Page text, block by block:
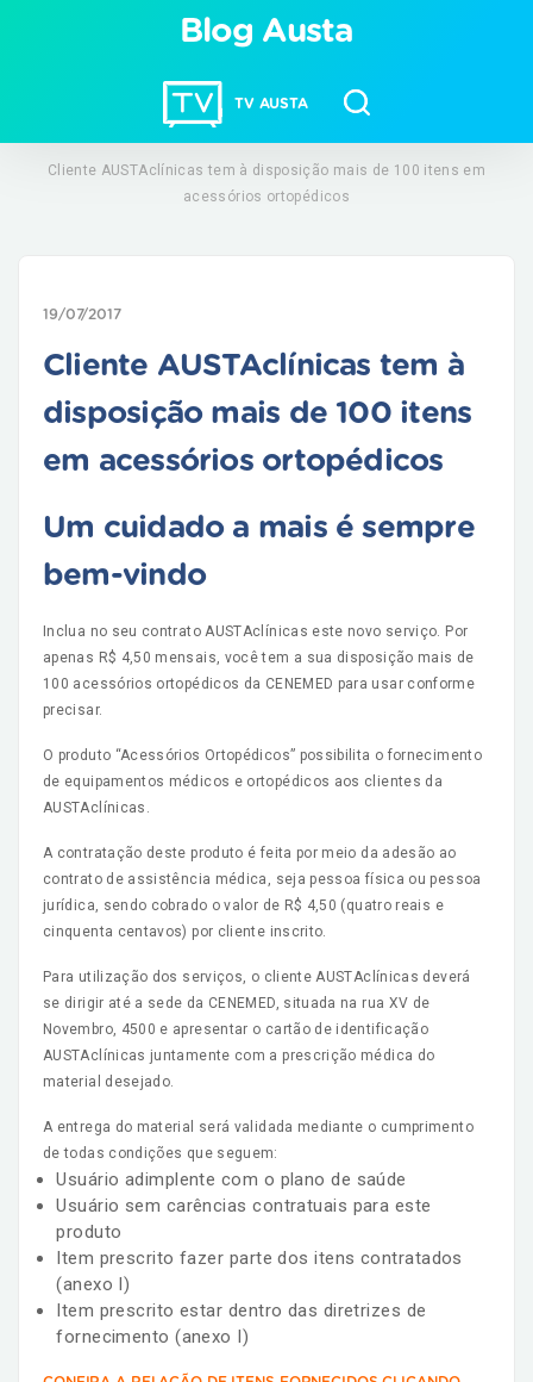
TV AUSTA
Blog Austa
Cliente AUSTAclínicas tem à disposição mais de 100 itens em
acessórios ortopédicos
19/07/2017
Cliente AUSTAclínicas tem à
disposição mais de 100 itens
em acessórios ortopédicos
Um cuidado a mais é sempre
bem-vindo
Inclua no seu contrato AUSTAclínicas este novo serviço. Por
apenas R$ 4,50 mensais, você tem a sua disposição mais de
100 acessórios ortopédicos da CENEMED para usar conforme
precisar.
O produto “Acessórios Ortopédicos” possibilita o fornecimento
de equipamentos médicos e ortopédicos aos clientes da
AUSTAclínicas.
A contratação deste produto é feita por meio da adesão ao
contrato de assistência médica, seja pessoa física ou pessoa
jurídica, sendo cobrado o valor de R$ 4,50 (quatro reais e
cinquenta centavos) por cliente inscrito.
Para utilização dos serviços, o cliente AUSTAclínicas deverá
se dirigir até a sede da CENEMED, situada na rua XV de
Novembro, 4500 e apresentar o cartão de identificação
AUSTAclínicas juntamente com a prescrição médica do
material desejado.
A entrega do material será validada mediante o cumprimento
de todas condições que seguem:
Usuário adimplente com o plano de saúde
Usuário sem carências contratuais para este
produto
Item prescrito fazer parte dos itens contratados
(anexo I)
Item prescrito estar dentro das diretrizes de
fornecimento (anexo I)